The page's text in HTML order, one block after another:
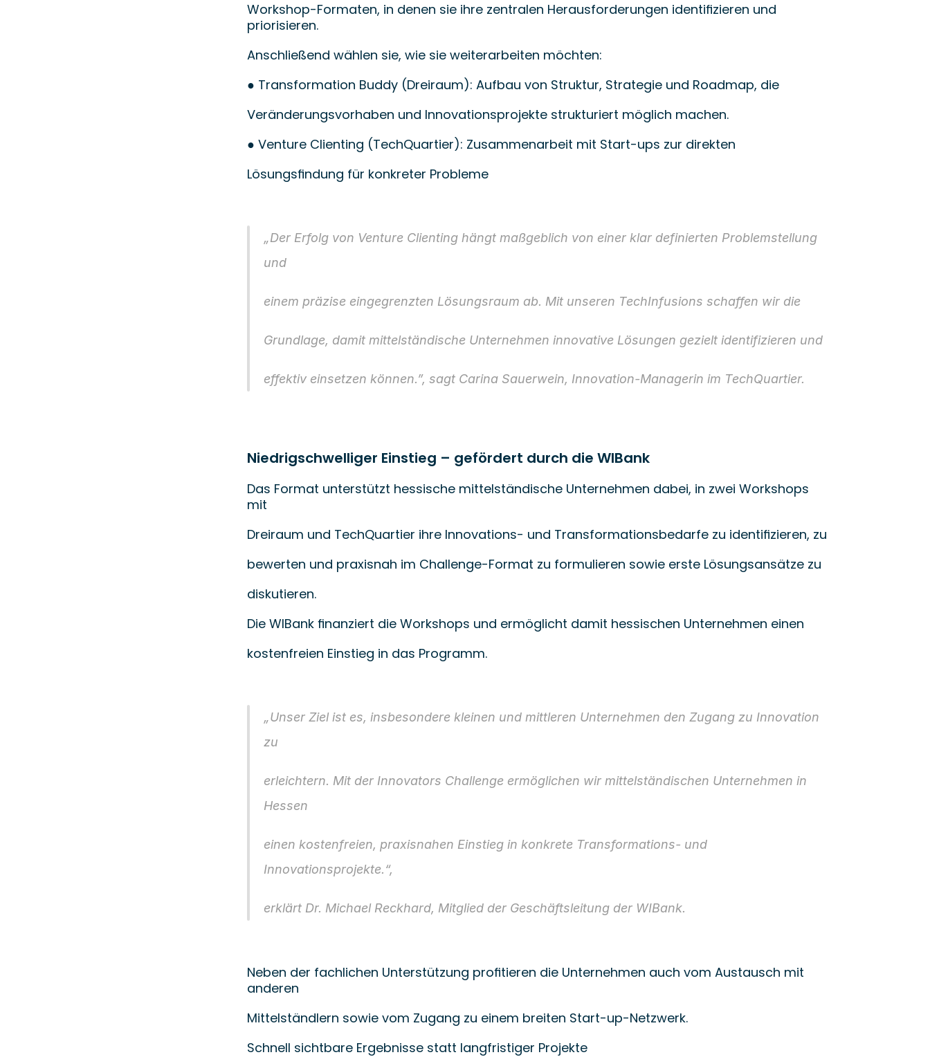
Workshop-Formaten, in denen sie ihre zentralen Herausforderungen identifizieren und
priorisieren.
Anschließend wählen sie, wie sie weiterarbeiten möchten:
● Transformation Buddy (Dreiraum): Aufbau von Struktur, Strategie und Roadmap, die
Veränderungsvorhaben und Innovationsprojekte strukturiert möglich machen.
● Venture Clienting (TechQuartier): Zusammenarbeit mit Start-ups zur direkten
Lösungsfindung für konkreter Probleme
„Der Erfolg von Venture Clienting hängt maßgeblich von einer klar definierten Problemstellung
und
einem präzise eingegrenzten Lösungsraum ab. Mit unseren TechInfusions schaffen wir die
Grundlage, damit mittelständische Unternehmen innovative Lösungen gezielt identifizieren und
effektiv einsetzen können.”, sagt Carina Sauerwein, Innovation-Managerin im TechQuartier.
Niedrigschwelliger Einstieg – gefördert durch die WIBank
Das Format unterstützt hessische mittelständische Unternehmen dabei, in zwei Workshops
mit
Dreiraum und TechQuartier ihre Innovations- und Transformationsbedarfe zu identifizieren, zu
bewerten und praxisnah im Challenge-Format zu formulieren sowie erste Lösungsansätze zu
diskutieren.
Die WIBank finanziert die Workshops und ermöglicht damit hessischen Unternehmen einen
kostenfreien Einstieg in das Programm.
„Unser Ziel ist es, insbesondere kleinen und mittleren Unternehmen den Zugang zu Innovation
zu
erleichtern. Mit der Innovators Challenge ermöglichen wir mittelständischen Unternehmen in
Hessen
einen kostenfreien, praxisnahen Einstieg in konkrete Transformations- und
Innovationsprojekte.“,
erklärt Dr. Michael Reckhard, Mitglied der Geschäftsleitung der WIBank.
Neben der fachlichen Unterstützung profitieren die Unternehmen auch vom Austausch mit
anderen
Mittelständlern sowie vom Zugang zu einem breiten Start-up-Netzwerk.
Schnell sichtbare Ergebnisse statt langfristiger Projekte